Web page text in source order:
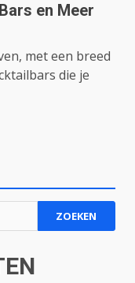
en Meer
met een breed
die je